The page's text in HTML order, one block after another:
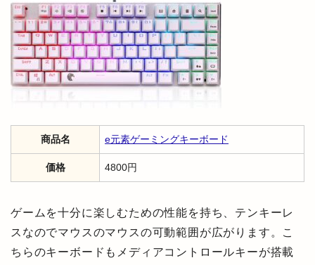
商品名 e元素ゲーミングキーボード
価格 4800円
ゲームを十分に楽しむための性能を持ち、テンキーレ
スなのでマウスのマウスの可動範囲が広がります。こ
ちらのキーボードもメディアコントロールキーが搭載